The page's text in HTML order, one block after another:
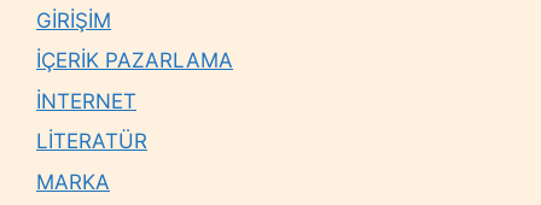
GİRİŞİM
İÇERİK PAZARLAMA
İNTERNET
LİTERATÜR
MARKA